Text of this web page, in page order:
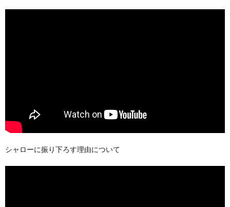
シャローに振り下ろす理由について